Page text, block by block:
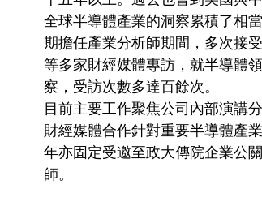
全球半導體產業的洞察累積了相
期擔任產業分析師期間，多次接
等多家財經媒體專訪，就半導體
察，受訪次數多達百餘次。
目前主要工作聚焦公司內部演講
財經媒體合作針對重要半導體產
年亦固定受邀至政大傳院企業公
師。